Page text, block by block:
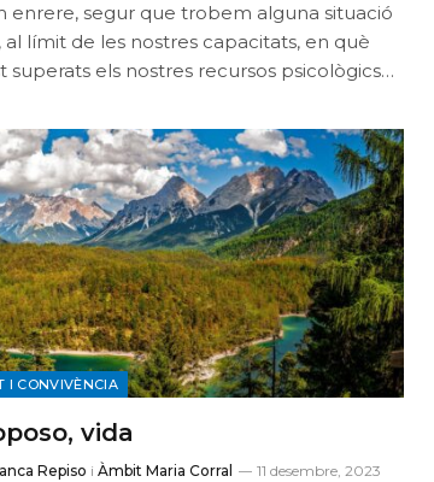
enrere, segur que trobem alguna situació
al límit de les nostres capacitats, en què
superats els nostres recursos psicològics…
I CONVIVÈNCIA
vida
Repiso i Àmbit Maria Corral 11 desembre, 2023